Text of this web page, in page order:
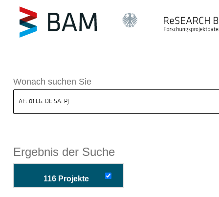
BAM
Wonach suchen Sie
Ergebnis der Suche
116 Projekte